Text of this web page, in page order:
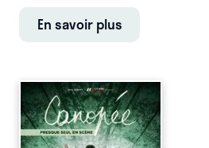
En savoir plus